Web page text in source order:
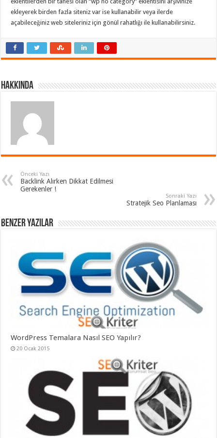
ekleyerek birden fazla siteniz var ise kullanabilir veya ilerde
açabileceğiniz web siteleriniz için gönül rahatlığı ile kullanabilirsiniz.
Hakkında
Önceki Yazı
Backlink Alırken Dikkat Edilmesi
Gerekenler !
Sonraki Yazı
Stratejik Seo Planlaması
Benzer Yazılar
WordPress Temalara Nasıl SEO Yapılır?
20 Ocak 2015